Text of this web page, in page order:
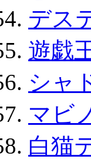
デス
遊戯
シャ
マビ
白猫